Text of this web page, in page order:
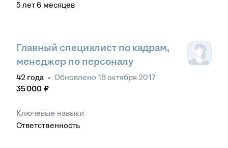
5 лет 6 месяцев
Главный специалист по кадрам,
менеджер по персоналу
42 года • Обновлено 18 октября 2017
35 000 ₽
Ключевые навыки
Ответственность